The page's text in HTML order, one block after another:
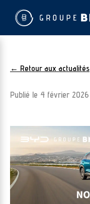
← Retour aux actualités
Publié le 4 février 2026